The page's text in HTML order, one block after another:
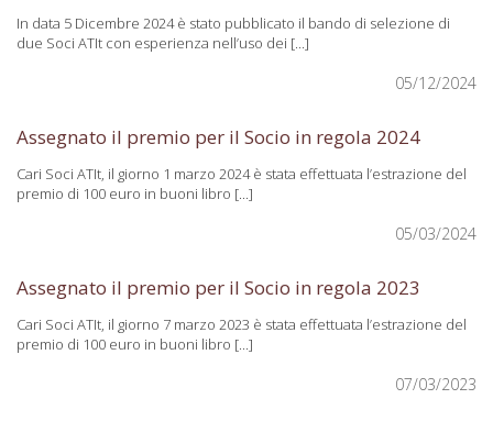
In data 5 Dicembre 2024 è stato pubblicato il bando di selezione di
due Soci ATIt con esperienza nell’uso dei [...]
05/12/2024
Assegnato il premio per il Socio in regola 2024
Cari Soci ATIt, il giorno 1 marzo 2024 è stata effettuata l’estrazione del
premio di 100 euro in buoni libro [...]
05/03/2024
Assegnato il premio per il Socio in regola 2023
Cari Soci ATIt, il giorno 7 marzo 2023 è stata effettuata l’estrazione del
premio di 100 euro in buoni libro [...]
07/03/2023